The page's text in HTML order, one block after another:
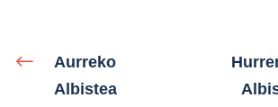
Aurreko
Albistea